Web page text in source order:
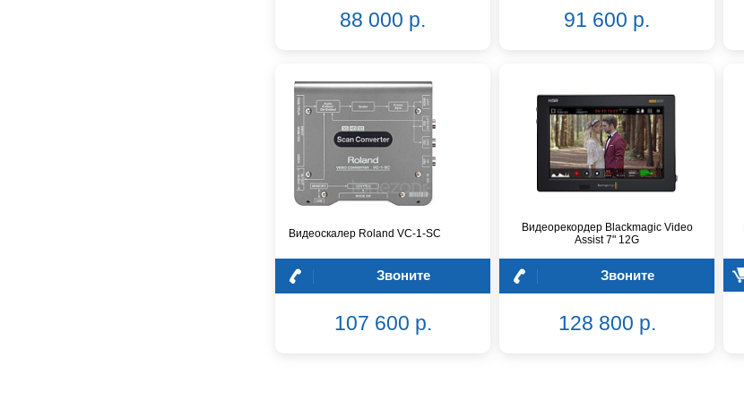
88 000 р. 91 600 р.
Видеоскалер Roland VC-1-SC
Звоните
107 600 р.
Видеорекордер Blackmagic Video
Assist 7" 12G
Звоните
128 800 р.